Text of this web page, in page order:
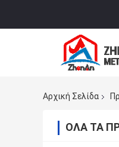
Αρχική Σελίδα
ΌΛΑ ΤΑ